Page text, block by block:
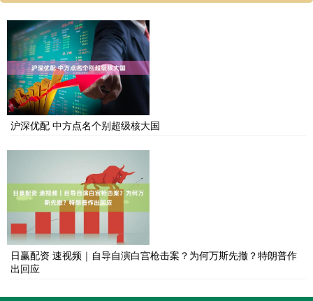
沪深优配 中方点名个别超级核大国
日赢配资 速视频｜自导自演白宫枪击案？为何万斯先撤？特朗普作
出回应